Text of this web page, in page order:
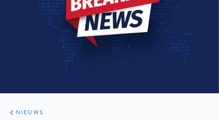
ARTIKELEN
HET
KORT
NIEUWS